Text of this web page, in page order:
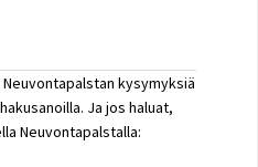
kysymyksiä
Ja jos haluat,
Neuvontapalstalla: